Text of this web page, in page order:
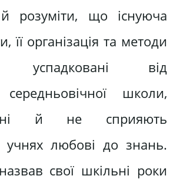
й розуміти, що існуюча
її організація та методи
успадковані від
середньовічної школи,
й не сприяють
учнях любові до знань.
свої шкільні роки